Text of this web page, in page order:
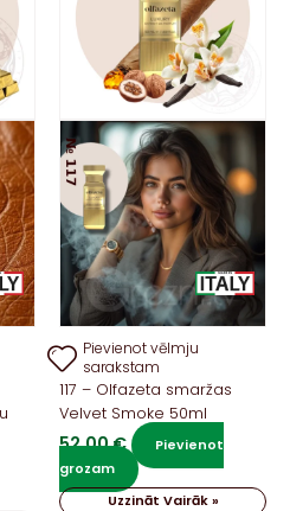
Pievienot vēlmju
sarakstam
117 – Olfazeta smaržas
Velvet Smoke 50ml
52,00€
Pievienot
grozam
Uzzināt Vairāk »